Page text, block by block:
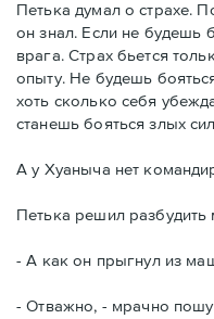
Петька думал о страхе.
он знал. Если не будешь
врага. Страх бьется
опыту. Не будешь
хоть сколько себя
станешь бояться злых
А у Хуаныча нет
Петька решил разбудить
- А как он прыгнул из
- Отважно, - мрачно